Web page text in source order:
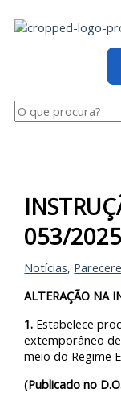
Pesquisar
053/2025
Notícias,
ALTERAÇÃO NA
1. Estabelece
extemporâneo
meio do Regime
(Publicado no